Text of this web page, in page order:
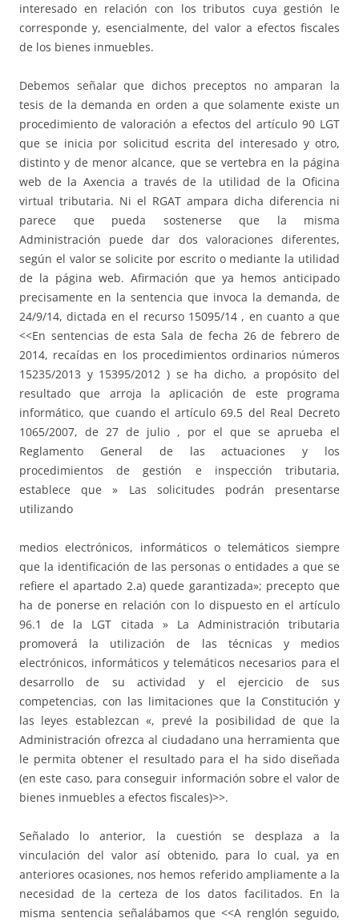
interesado en relación con los tributos cuya gestión le
corresponde y, esencialmente, del valor a efectos fiscales
de los bienes inmuebles.
Debemos señalar que dichos preceptos no amparan la
tesis de la demanda en orden a que solamente existe un
procedimiento de valoración a efectos del artículo 90 LGT
que se inicia por solicitud escrita del interesado y otro,
distinto y de menor alcance, que se vertebra en la página
web de la Axencia a través de la utilidad de la Oficina
virtual tributaria. Ni el RGAT ampara dicha diferencia ni
parece que pueda sostenerse que la misma
Administración puede dar dos valoraciones diferentes,
según el valor se solicite por escrito o mediante la utilidad
de la página web. Afirmación que ya hemos anticipado
precisamente en la sentencia que invoca la demanda, de
24/9/14, dictada en el recurso 15095/14 , en cuanto a que
<<En sentencias de esta Sala de fecha 26 de febrero de
2014, recaídas en los procedimientos ordinarios números
15235/2013 y 15395/2012 ) se ha dicho, a propósito del
resultado que arroja la aplicación de este programa
informático, que cuando el artículo 69.5 del Real Decreto
1065/2007, de 27 de julio , por el que se aprueba el
Reglamento General de las actuaciones y los
procedimientos de gestión e inspección tributaria,
establece que » Las solicitudes podrán presentarse
utilizando
medios electrónicos, informáticos o telemáticos siempre
que la identificación de las personas o entidades a que se
refiere el apartado 2.a) quede garantizada»; precepto que
ha de ponerse en relación con lo dispuesto en el artículo
96.1 de la LGT citada » La Administración tributaria
promoverá la utilización de las técnicas y medios
electrónicos, informáticos y telemáticos necesarios para el
desarrollo de su actividad y el ejercicio de sus
competencias, con las limitaciones que la Constitución y
las leyes establezcan «, prevé la posibilidad de que la
Administración ofrezca al ciudadano una herramienta que
le permita obtener el resultado para el ha sido diseñada
(en este caso, para conseguir información sobre el valor de
bienes inmuebles a efectos fiscales)>>.
Señalado lo anterior, la cuestión se desplaza a la
vinculación del valor así obtenido, para lo cual, ya en
anteriores ocasiones, nos hemos referido ampliamente a la
necesidad de la certeza de los datos facilitados. En la
misma sentencia señalábamos que <<A renglón seguido,